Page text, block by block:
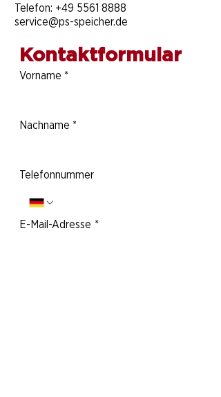
Telefon: +49 5561 8888
service@ps-speicher.de
Kontaktformular
Vorname *
Nachname *
Telefonnummer
E-Mail-Adresse *